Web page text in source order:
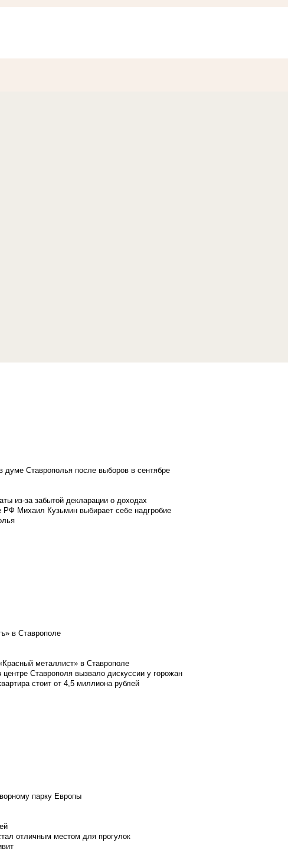
думе Ставрополья после выборов в сентябре
из-за забытой декларации о доходах
Михаил Кузьмин выбирает себе надгробие
в Ставрополе
металлист» в Ставрополе
Ставрополя вызвало дискуссии у горожан
стоит от 4,5 миллиона рублей
парку Европы
отличным местом для прогулок